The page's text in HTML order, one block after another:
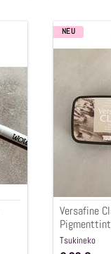
Versafine
Clair
Dune",
NEU
Versafine
3,5x7,5cm,
Tsukineko